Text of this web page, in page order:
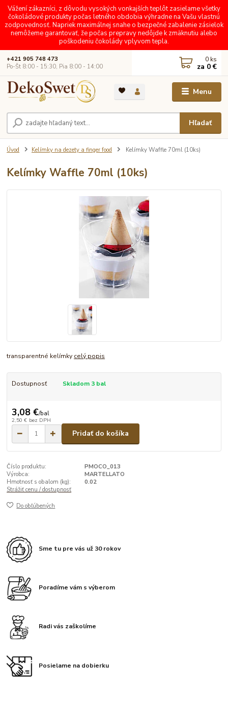
Vážení zákazníci, z dôvodu vysokých vonkajších teplôt zasielame všetky
čokoládové produkty počas letného obdobia výhradne na Vašu vlastnú
zodpovednosť. Napriek maximálnej snahe o bezpečné zabalenie zásielok
nemôžeme garantovať, že počas prepravy nedôjde k zmäknutiu alebo
poškodeniu čokolády vplyvom tepla.
Menu
Hľadať
+421 905 748 473
Po-Št 8:00 - 15:30, Pia 8:00 - 14:00
0 ks
za 0 €
Úvod Kelímky na dezety a finger food Kelímky Waffle 70ml (10ks)
Kelímky Waffle 70ml (10ks)
transparentné kelímky celý popis
Dostupnosť Skladom 3 bal
3,08 €/bal
2,50 € bez DPH
Pridať do košíka
Číslo produktu:
PMOCO_013
Výrobca:
MARTELLATO
Hmotnosť s obalom (kg):
0.02
Strážiť cenu / dostupnosť
Do obľúbených
Sme tu pre vás už 30 rokov
Poradíme vám s výberom
Radi vás zaškolíme
Posielame na dobierku